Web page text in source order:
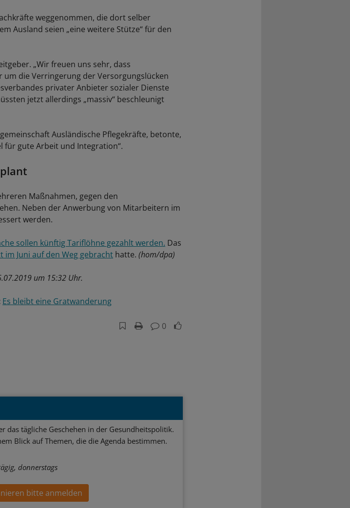
weggenommen, die dort selber
Ausland seien „eine weitere Stütze“ für den
„Wir freuen uns sehr, dass
die Verringerung der Versorgungslücken
privater Anbieter sozialer Dienste
jetzt allerdings „massiv“ beschleunigt
Ausländische Pflegekräfte, betonte,
für gute Arbeit und Integration“.
Maßnahmen, gegen den
Neben der Anwerbung von Mitarbeitern im
werden.
sollen künftig Tariflöhne gezahlt werden. Das
im Juni auf den Weg gebracht hatte. (hom/dpa)
um 15:32 Uhr.
Es bleibt eine Gratwanderung
0
das tägliche Geschehen in der Gesundheitspolitik.
Blick auf Themen, die die Agenda bestimmen.
donnerstags
bitte anmelden